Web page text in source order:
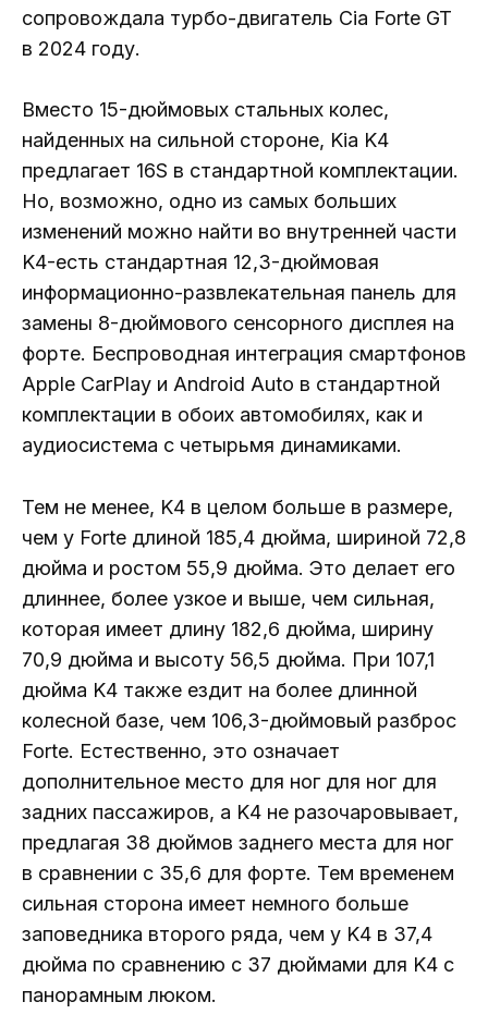
сопровождала турбо-двигатель Cia Forte GT
в 2024 году.
Вместо 15-дюймовых стальных колес,
найденных на сильной стороне, Kia K4
предлагает 16S в стандартной комплектации.
Но, возможно, одно из самых больших
изменений можно найти во внутренней части
K4-есть стандартная 12,3-дюймовая
информационно-развлекательная панель для
замены 8-дюймового сенсорного дисплея на
форте. Беспроводная интеграция смартфонов
Apple CarPlay и Android Auto в стандартной
комплектации в обоих автомобилях, как и
аудиосистема с четырьмя динамиками.
Тем не менее, K4 в целом больше в размере,
чем у Forte длиной 185,4 дюйма, шириной 72,8
дюйма и ростом 55,9 дюйма. Это делает его
длиннее, более узкое и выше, чем сильная,
которая имеет длину 182,6 дюйма, ширину
70,9 дюйма и высоту 56,5 дюйма. При 107,1
дюйма K4 также ездит на более длинной
колесной базе, чем 106,3-дюймовый разброс
Forte. Естественно, это означает
дополнительное место для ног для ног для
задних пассажиров, а K4 не разочаровывает,
предлагая 38 дюймов заднего места для ног
в сравнении с 35,6 для форте. Тем временем
сильная сторона имеет немного больше
заповедника второго ряда, чем у K4 в 37,4
дюйма по сравнению с 37 дюймами для K4 с
панорамным люком.